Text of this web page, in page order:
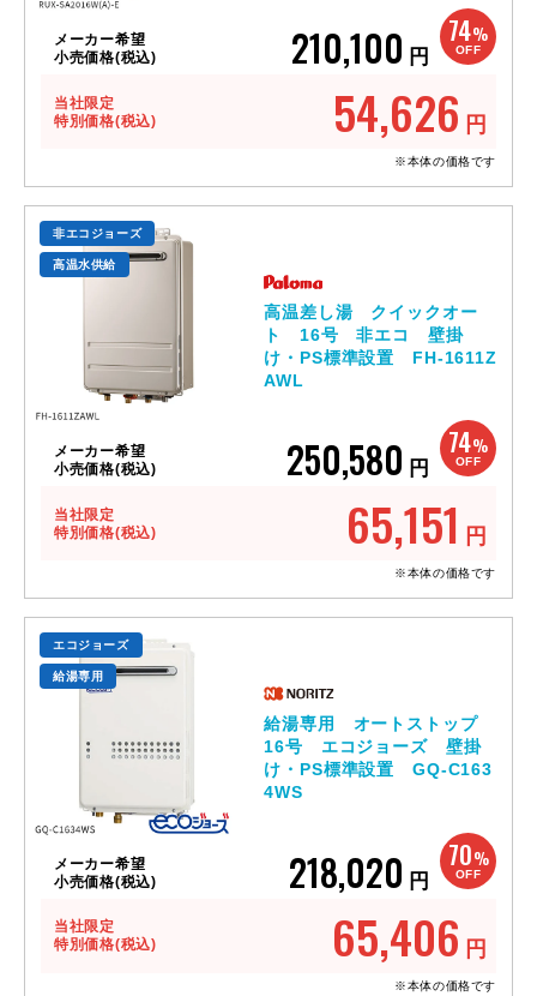
74%
OFF
メーカー希望
小売価格(税込)
210,100 円
当社限定
特別価格(税込)
54,626 円
※本体の価格です
非エコジョーズ
高温水供給
高温差し湯 クイックオー
ト 16号 非エコ 壁掛
け・PS標準設置 FH-1611Z
AWL
74%
OFF
メーカー希望
小売価格(税込)
250,580 円
当社限定
特別価格(税込)
65,151 円
※本体の価格です
エコジョーズ
給湯専用
給湯専用 オートストップ
16号 エコジョーズ 壁掛
け・PS標準設置 GQ-C163
4WS
70%
OFF
メーカー希望
小売価格(税込)
218,020 円
当社限定
特別価格(税込)
65,406 円
※本体の価格です